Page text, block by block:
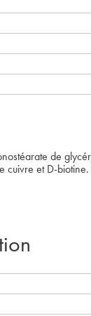
de
cuivre et D-